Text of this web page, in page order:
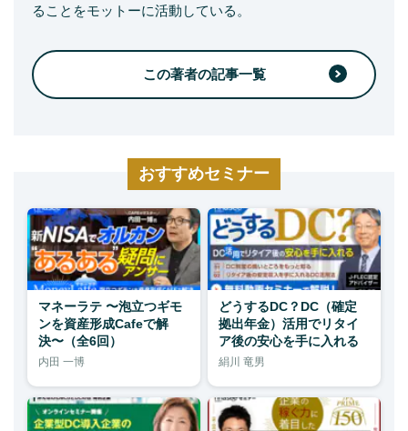
ることをモットーに活動している。
この著者の記事一覧
おすすめセミナー
マネーラテ 〜泡立つギモ
ンを資産形成Cafeで解
決〜（全6回）
内田 一博
どうするDC？DC（確定
拠出年金）活用でリタイ
ア後の安心を手に入れる
絹川 竜男